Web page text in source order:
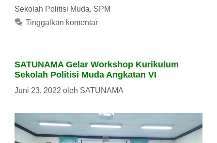
Sekolah Politisi Muda, SPM
Tinggalkan komentar
SATUNAMA Gelar Workshop Kurikulum
Sekolah Politisi Muda Angkatan VI
Juni 23, 2022 oleh SATUNAMA